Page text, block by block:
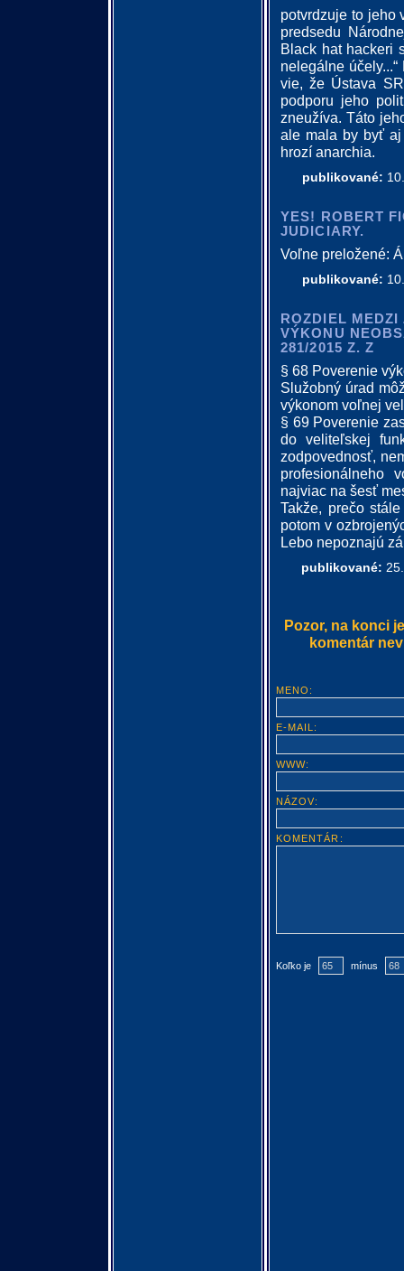
potvrdzuje to jeho
predsedu
Black hat hackeri
nelegálne
vie, že Ústava
podporu jeho
zneužíva. Táto
ale mala by byť aj
hrozí anarchia.
publikované:
YES! ROBERT
JUDICIARY.
Voľne preložené:
publikované:
ROZDIEL
VÝKONU
281/2015 Z. Z
§ 68 Poverenie
Služobný úrad
výkonom voľnej
§ 69 Poverenie
do veliteľskej
zodpovednosť,
profesionálneho
najviac na šesť
Takže, prečo
potom v
Lebo nepoznajú
publikované:
Pozor, na konci
komentár
MENO:
E-MAIL:
WWW:
NÁZOV:
KOMENTÁR:
Koľko je mínus